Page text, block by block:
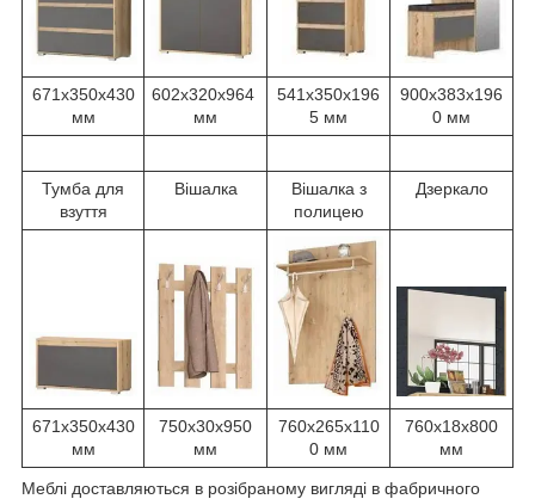
671х350х430
мм
602х320х964
мм
541х350х196
5 мм
900х383х196
0 мм
Тумба для
взуття
Вішалка
Вішалка з
полицею
Дзеркало
671х350х430
мм
750х30х950
мм
760х265х110
0 мм
760х18х800
мм
Меблі доставляються в розібраному вигляді в фабричного